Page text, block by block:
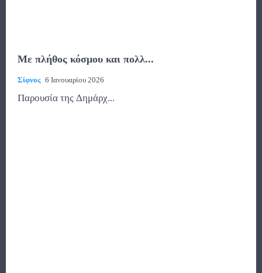
Με πλήθος κόσμου και πολλ...
Σίφνος 6 Ιανουαρίου 2026
Παρουσία της Δημάρχ...